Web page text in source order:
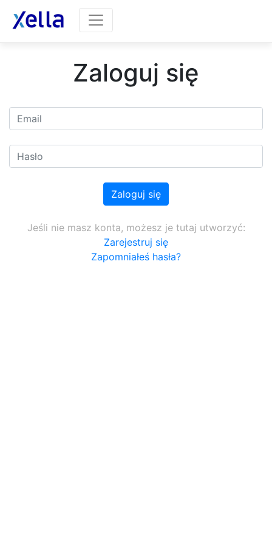
Zaloguj się
Jeśli nie masz konta, możesz je tutaj utworzyć:
Zarejestruj się
Zapomniałeś hasła?